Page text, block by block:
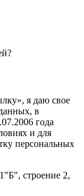
я даю свое
в
года
и для
персональных
строение 2,